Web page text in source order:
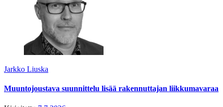
Jarkko Liuska
Muuntojoustava suunnittelu lisää rakennuttajan liikkumavaraa